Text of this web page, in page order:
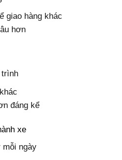
giao hàng khác
hơn
trình
đáng kể
xe
mỗi ngày